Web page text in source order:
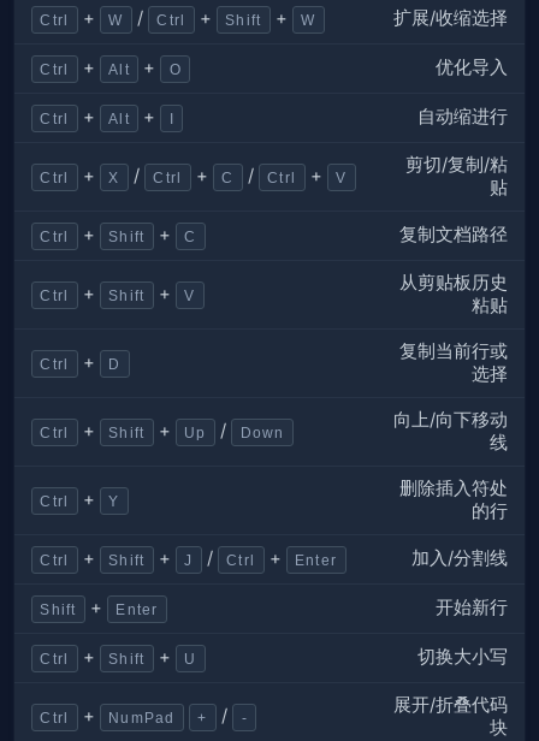
Ctrl + W / Ctrl + Shift + W 扩展/收缩选择
Ctrl + Alt + O 优化导入
Ctrl + Alt + I 自动缩进行
Ctrl + X / Ctrl + C / Ctrl + V
剪切/复制/粘
贴
Ctrl + Shift + C 复制文档路径
Ctrl + Shift + V
从剪贴板历史
粘贴
Ctrl + D
复制当前行或
选择
Ctrl + Shift + Up / Down
向上/向下移动
线
Ctrl + Y
删除插入符处
的行
Ctrl + Shift + J / Ctrl + Enter 加入/分割线
Shift + Enter 开始新行
Ctrl + Shift + U 切换大小写
Ctrl + NumPad + / -
展开/折叠代码
块